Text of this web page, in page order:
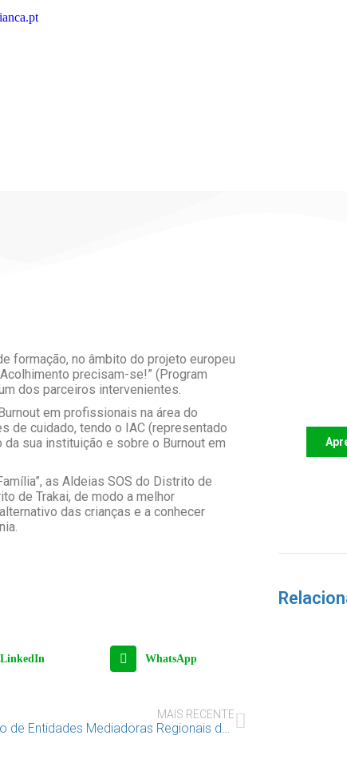
formação, no âmbito do projeto europeu
precisam-se!” (Program
dos parceiros intervenientes.
em profissionais na área do
de cuidado, tendo o IAC (representado
sua instituição e sobre o Burnout em
as Aldeias SOS do Distrito de
de Trakai, de modo a melhor
das crianças e a conhecer
LinkedIn WhatsApp
MAIS RECENTE
Reunião de Entidades Mediadoras Regionais da Rede Construir Juntos